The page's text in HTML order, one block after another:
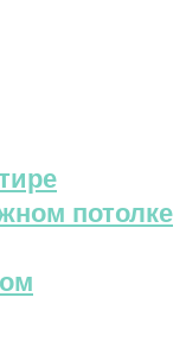
потолке